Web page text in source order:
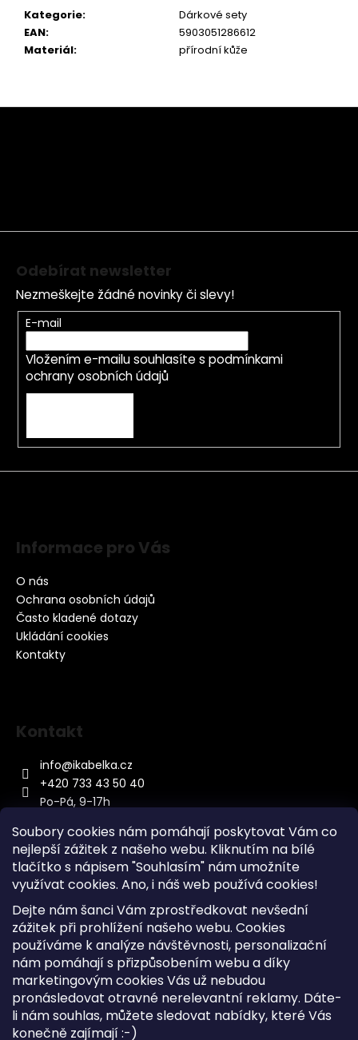
Soubory cookies nám pomáhají poskytovat Vám co
nejlepší zážitek z našeho webu. Kliknutím na bílé
tlačítko s nápisem "Souhlasím" nám umožníte
využívat cookies. Ano, i náš web používá cookies!
Dejte nám šanci Vám zprostředkovat nevšední
zážitek při prohlížení našeho webu. Cookies
používáme k analýze návštěvnosti, personalizační
nám pomáhají s přizpůsobením webu a díky
marketingovým cookies Vás už nebudou
pronásledovat otravné nerelevantní reklamy. Dáte-
li nám souhlas, můžete sledovat nabídky, které Vás
konečně zajímají :-)
Kategorie:
Dárkové sety
EAN:
5903051286612
Materiál: přírodní kůže
Z
Odebírat newsletter
Nezmeškejte žádné novinky či slevy!
E-mail
Vložením e-mailu souhlasíte s podmínkami
ochrany osobních údajů
Informace pro Vás
O nás
Ochrana osobních údajů
Často kladené dotazy
Ukládání cookies
Kontakty
Kontakt
info@ikabelka.cz
+420 733 43 50 40
Po-Pá, 9-17h
Kontakt
Sitemap
Doprava a Platba
Reklamace Zboží
Obchodní podmínky